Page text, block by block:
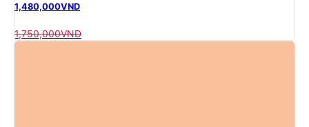
1,480,000VND
1,750,000VND